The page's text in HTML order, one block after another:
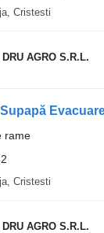
Cristesti
DRU AGRO S.R.L.
rame
Cristesti
DRU AGRO S.R.L.